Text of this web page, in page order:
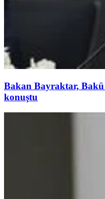
Bakan Bayraktar,
konuştu